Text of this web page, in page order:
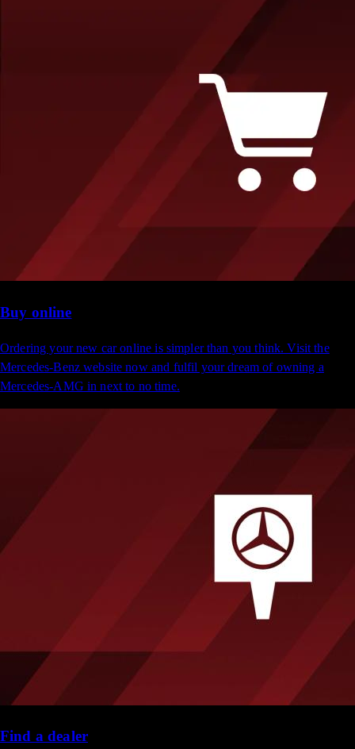
Buy online
Ordering your new car online is simpler than you think. Visit the
Mercedes-Benz website now and fulfil your dream of owning a
Mercedes-AMG in next to no time.
Find a dealer